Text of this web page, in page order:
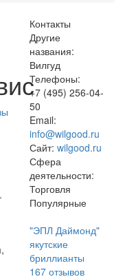
Контакты
Другие
названия:
Вилгуд
Телефоны:
+7 (495) 256-04-
50
Email:
info@wilgood.ru
Сайт: wilgood.ru
Сфера
деятельности:
Торговля
Популярные
"ЭПЛ Даймонд"
якутские
бриллианты
167отзывов